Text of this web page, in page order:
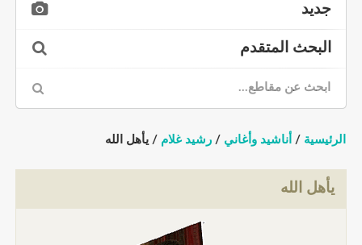
جديد
البحث المتقدم
الرئيسية / أناشيد وأغاني / رشيد غلام / يأهل الله
يأهل الله